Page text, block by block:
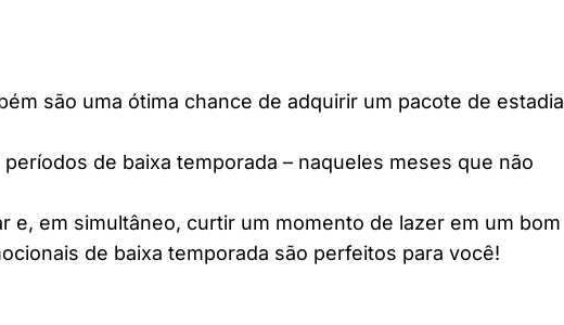
são uma ótima chance de adquirir um pacote de estadia
de baixa temporada – naqueles meses que não
e, em simultâneo, curtir um momento de lazer em um bom
de baixa temporada são perfeitos para você!